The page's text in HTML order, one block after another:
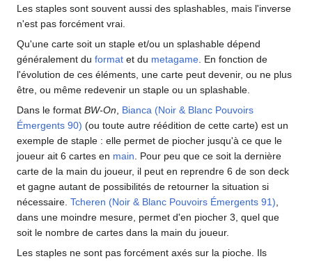
Les staples sont souvent aussi des splashables, mais l'inverse
n'est pas forcément vrai.
Qu'une carte soit un staple et/ou un splashable dépend
généralement du format et du metagame. En fonction de
l'évolution de ces éléments, une carte peut devenir, ou ne plus
être, ou même redevenir un staple ou un splashable.
Dans le format BW-On, Bianca (Noir & Blanc Pouvoirs
Émergents 90) (ou toute autre réédition de cette carte) est un
exemple de staple : elle permet de piocher jusqu'à ce que le
joueur ait 6 cartes en main. Pour peu que ce soit la dernière
carte de la main du joueur, il peut en reprendre 6 de son deck
et gagne autant de possibilités de retourner la situation si
nécessaire. Tcheren (Noir & Blanc Pouvoirs Émergents 91),
dans une moindre mesure, permet d'en piocher 3, quel que
soit le nombre de cartes dans la main du joueur.
Les staples ne sont pas forcément axés sur la pioche. Ils